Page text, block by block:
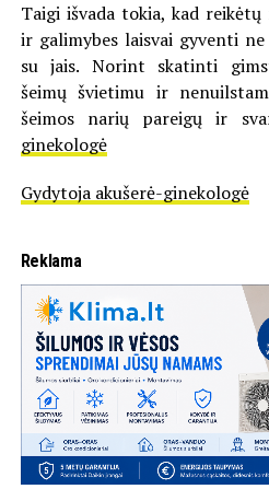
Taigi išvada tokia, kad
ir galimybes laisvai gyventi
su jais. Norint skatinti
šeimų švietimu ir
šeimos narių pareigų ir
ginekologė
Gydytoja akušerė-ginekologė
Reklama